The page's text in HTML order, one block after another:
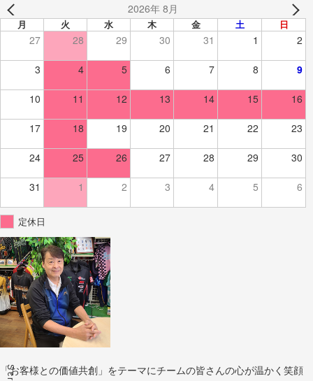
2026年 8月
月 火 水 木 金 土 日
27 28 29 30 31 1 2
3 4 5 6 7 8 9
10 11 12 13 14 15 16
17 18 19 20 21 22 23
24 25 26 27 28 29 30
31 1 2 3 4 5 6
定休日
「お客様との価値共創」をテーマにチームの皆さんの心が温かく笑顔